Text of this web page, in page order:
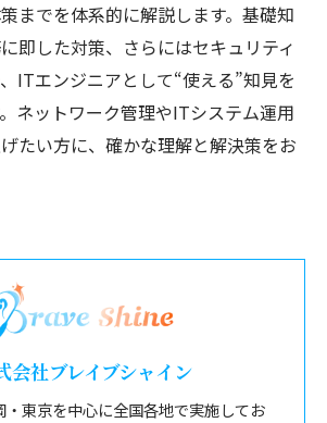
までを体系的に解説します。基礎知
即した対策、さらにはセキュリティ
ITエンジニアとして“使える”知見を
ネットワーク管理やITシステム運用
たい方に、確かな理解と解決策をお
会社ブレイブシャイン
・東京を中心に全国各地で実施してお